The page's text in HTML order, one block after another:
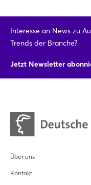
Interesse an News zu
Trends der Branche?
Jetzt Newsletter
Über uns
Kontakt